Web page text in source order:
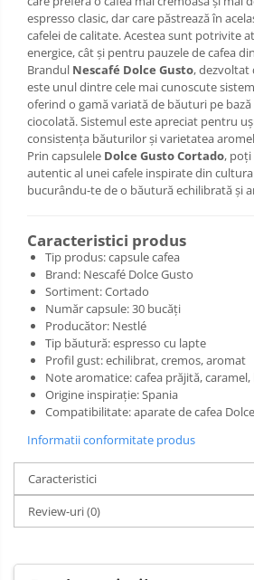
espresso clasic, dar care păstrează în
cafelei de calitate. Acestea sunt potrivite
energice, cât și pentru pauzele de cafea
Brandul Nescafé Dolce Gusto, dezvoltat
este unul dintre cele mai cunoscute
oferind o gamă variată de băuturi pe bază
ciocolată. Sistemul este apreciat pentru
consistența băuturilor și varietatea
Prin capsulele Dolce Gusto Cortado, poți
autentic al unei cafele inspirate din
bucurându-te de o băutură echilibrată și
Caracteristici produs
Tip produs: capsule cafea
Brand: Nescafé Dolce Gusto
Sortiment: Cortado
Număr capsule: 30 bucăți
Producător: Nestlé
Tip băutură: espresso cu lapte
Profil gust: echilibrat, cremos, aromat
Note aromatice: cafea prăjită,
Origine inspirație: Spania
Compatibilitate: aparate de cafea
Informatii conformitate produs
Caracteristici
Review-uri(0)